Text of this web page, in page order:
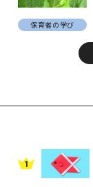
保育者の学び
1